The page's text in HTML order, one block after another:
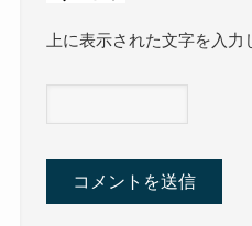
上に表示された文字を入力